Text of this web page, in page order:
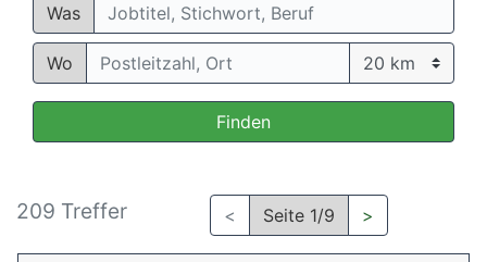
Was
Wo
Finden
209 Treffer < Seite 1/9 >